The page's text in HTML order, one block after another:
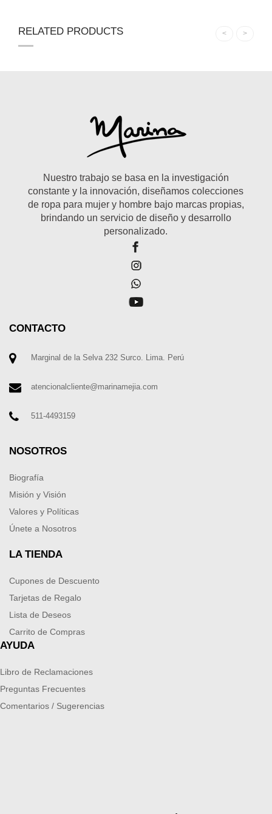
>
<
RELATED PRODUCTS
Nuestro trabajo se basa en la investigación
constante y la innovación, diseñamos colecciones
de ropa para mujer y hombre bajo marcas propias,
brindando un servicio de diseño y desarrollo
personalizado.
CONTACTO
Marginal de la Selva 232 Surco. Lima. Perú
atencionalcliente@marinamejia.com
511-4493159
NOSOTROS
Biografía
Misión y Visión
Valores y Políticas
Únete a Nosotros
LA TIENDA
Cupones de Descuento
Tarjetas de Regalo
Lista de Deseos
Carrito de Compras
AYUDA
Libro de Reclamaciones
Preguntas Frecuentes
Comentarios / Sugerencias